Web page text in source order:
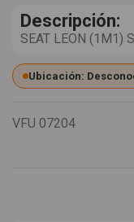
Descripción:
SEAT LEON (1M1)
Ubicación:
VFU 07204